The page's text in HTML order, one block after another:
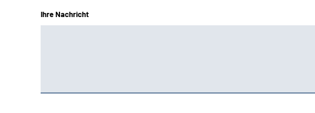
Ihre Nachricht